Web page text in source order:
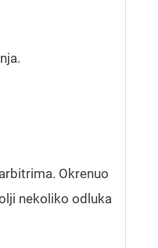
Okrenuo
nekoliko odluka